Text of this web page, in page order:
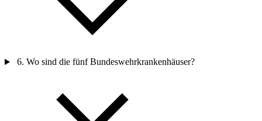
6. Wo sind die fünf Bundeswehrkrankenhäuser?